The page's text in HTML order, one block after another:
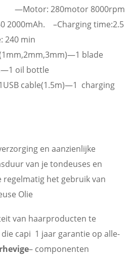
280motor 8000rpm
2000mAh. –Charging time:2.5
240 min
blade
brush—1 oil bottle
cable(1.5m)—1 charging
en aanzienlijke
van je tondeuses en
het gebruik van
Olie
van haarproducten te
capi 1 jaar garantie op alle-
– componenten